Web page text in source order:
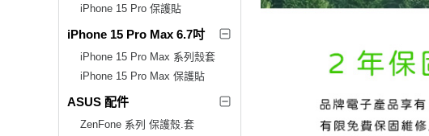
iPhone 15 Pro 保護貼
iPhone 15 Pro Max 6.7吋
iPhone 15 Pro Max 系列殼套
iPhone 15 Pro Max 保護貼
ASUS 配件
ZenFone 系列 保護殼.套